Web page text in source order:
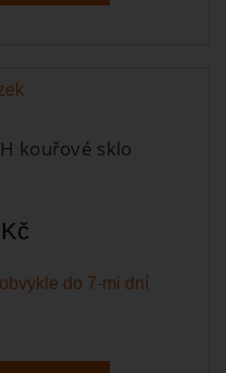
kouřové sklo
do 7-mi dní